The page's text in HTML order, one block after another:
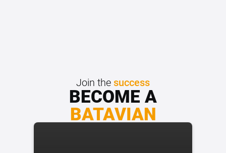
Join thesuccess
BECOME A
BATAVIAN